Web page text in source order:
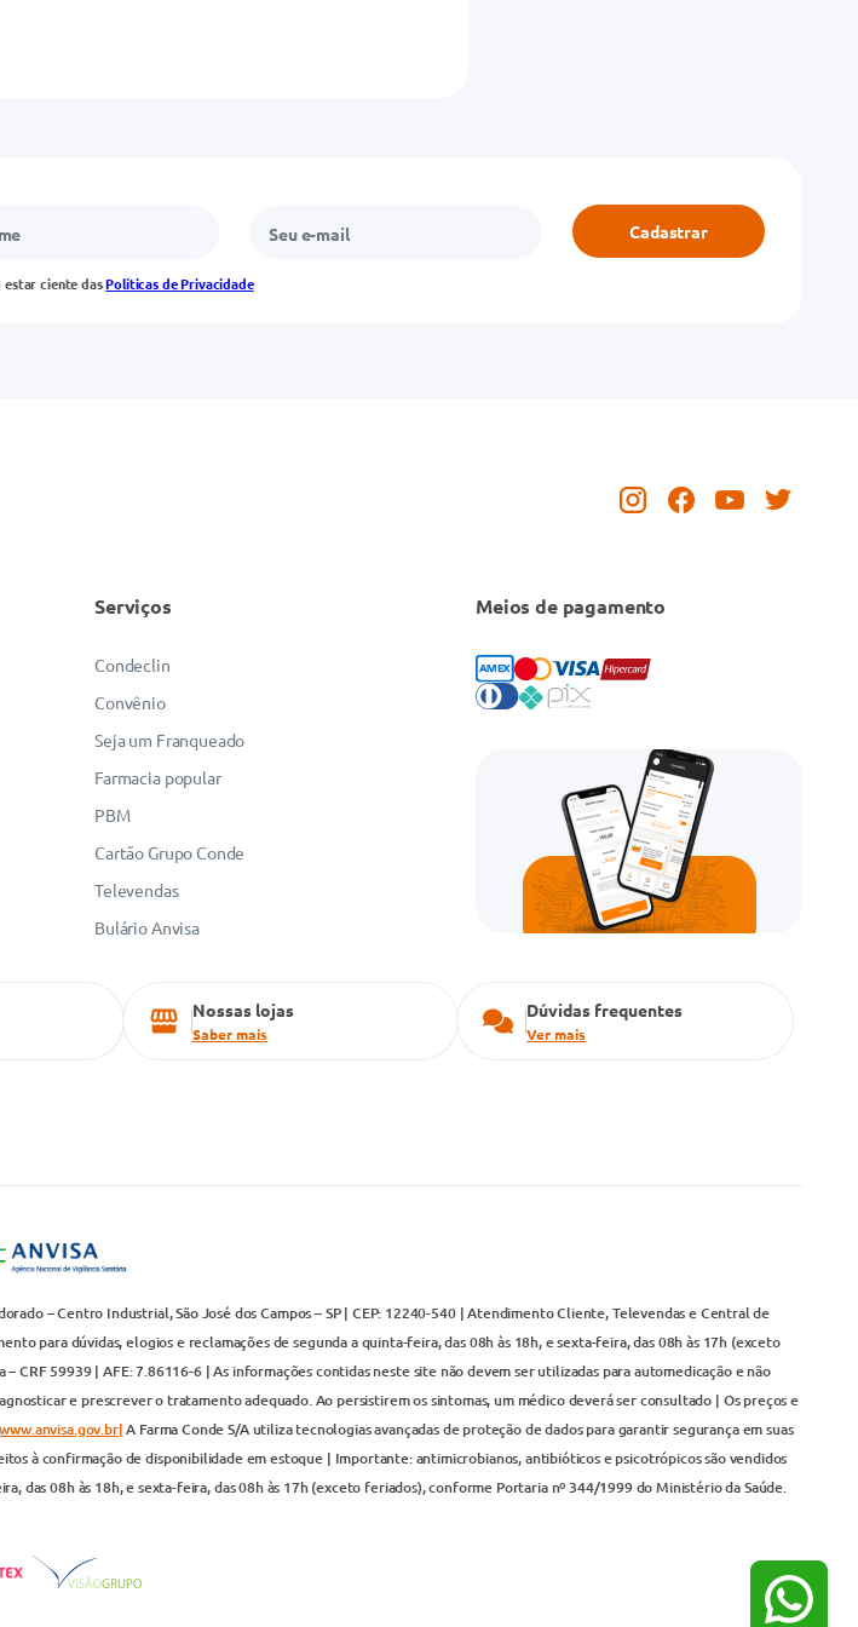
estar ciente dasPolíticas de Privacidade
Cadastrar
Serviços
Condeclin
Convênio
Seja um Franqueado
Farmacia popular
PBM
Cartão Grupo Conde
Televendas
Bulário Anvisa
Meios de pagamento
Nossas lojas
Saber mais
Dúvidas frequentes
Ver mais
– Centro Industrial, São José dos Campos – SP | CEP: 12240-540 | Atendimento Cliente, Televendas e Central de
para dúvidas, elogios e reclamações de segunda a quinta-feira, das 08h às 18h, e sexta-feira, das 08h às 17h (exceto
CRF 59939 | AFE: 7.86116-6 | As informações contidas neste site não devem ser utilizadas para automedicação e não
e prescrever o tratamento adequado. Ao persistirem os sintomas, um médico deverá ser consultado | Os preços e
www.anvisa.gov.br|A Farma Conde S/A utiliza tecnologias avançadas de proteção de dados para garantir segurança em suas
à confirmação de disponibilidade em estoque | Importante: antimicrobianos, antibióticos e psicotrópicos são vendidos
das 08h às 18h, e sexta-feira, das 08h às 17h (exceto feriados), conforme Portaria nº 344/1999 do Ministério da Saúde.